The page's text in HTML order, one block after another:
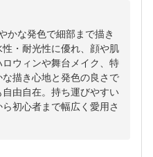
かな発色で細部まで描き
・耐光性に優れ、顔や肌
ウィンや舞台メイク、特
描き心地と発色の良さで
由自在。持ち運びやすい
初心者まで幅広く愛用さ